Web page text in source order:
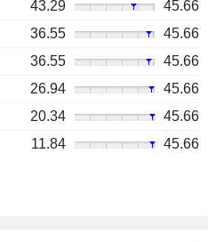
43.29
45.66
36.55
45.66
36.55
45.66
26.94
45.66
20.34
45.66
11.84 45.66